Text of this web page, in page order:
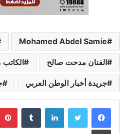
Mohamed Abdel Samie
الفنان مدحت صالح
جريدة أخبار الوطن العربي
لينكدإن